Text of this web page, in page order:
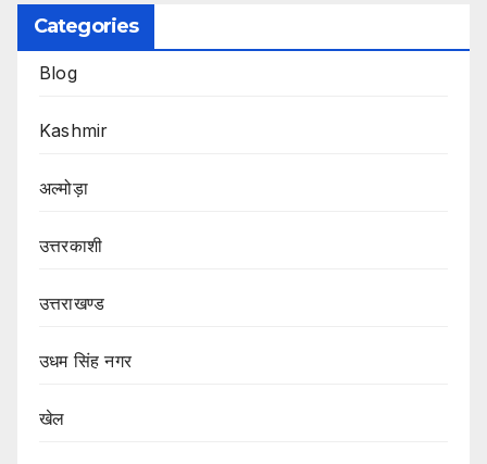
Categories
Blog
Kashmir
अल्मोड़ा
उत्तरकाशी
उत्तराखण्ड
उधम सिंह नगर
खेल